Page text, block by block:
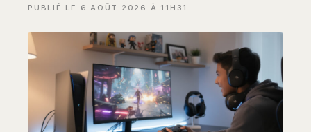
PUBLIÉ LE 6 AOÛT 2026 À 11H31